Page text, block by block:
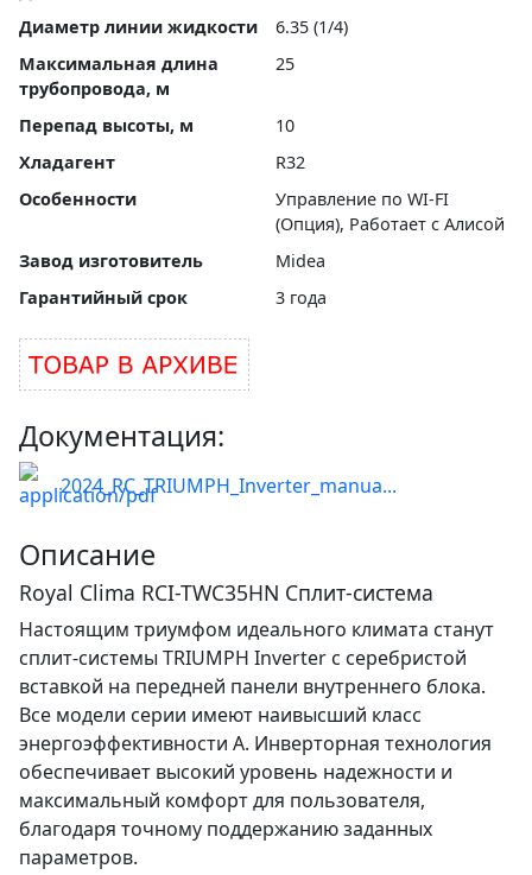
Диаметр линии жидкости
6.35 (1/4)
Максимальная длина
трубопровода, м
25
Перепад высоты, м
10
Хладагент
R32
Особенности
Управление по WI-FI
(Опция), Работает с Алисой
Завод изготовитель
Midea
Гарантийный срок
3 года
Документация:
2024_RC_TRIUMPH_Inverter_manua...
Описание
Royal Clima RCI-TWC35HN Сплит-система
Настоящим триумфом идеального климата станут
сплит-системы TRIUMPH Inverter с серебристой
вставкой на передней панели внутреннего блока.
Все модели серии имеют наивысший класс
энергоэффективности А. Инверторная технология
обеспечивает высокий уровень надежности и
максимальный комфорт для пользователя,
благодаря точному поддержанию заданных
параметров.